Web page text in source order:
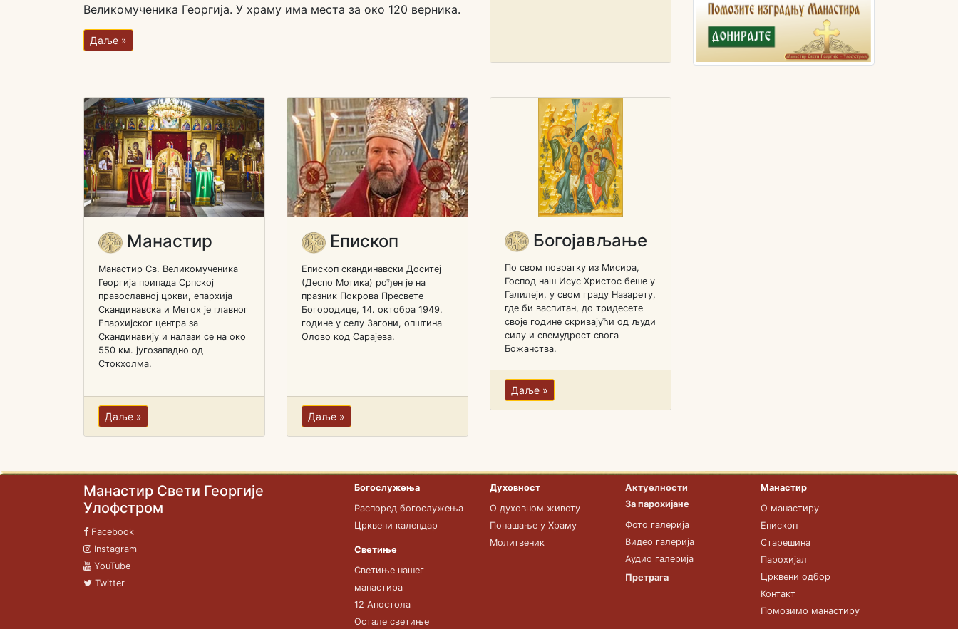
Великомученика Георгија. У храму има места за око 120 верника.
Даље »
Манастир
Манастир Св. Великомученика
Георгија припада Српској
православној цркви, епархија
Скандинавска и Метох је главног
Епархијског центра за
Скандинавију и налази се на око
550 км. југозападно од
Стокхолма.
Даље »
Епископ
Епископ скандинавски Доситеј
(Деспо Мотика) рођен je на
празник Покрова Пресвете
Богородице, 14. октобра 1949.
године у селу Загони, општина
Олово код Сарајева.
Даље »
Богојављање
По свом повратку из Мисира,
Господ наш Исус Христос беше у
Галилеји, у свом граду Назарету,
где би васпитан, до тридесете
своје године скривајући од људи
силу и свемудрост свога
Божанства.
Даље »
Манастир Свети Георгије
Улофстром
Facebook
Instagram
YouTube
Twitter
Богослужења
Распоред богослужења
Црквени календар
Светиње
Светиње нашег
манастира
12 Апостола
Остале светиње
Духовност
О духовном животу
Понашање у Храму
Молитвеник
Актуелности
За парохијане
Фото галерија
Видео галерија
Аудио галерија
Претрага
Манастир
О манастиру
Епископ
Старешина
Парохијал
Црквени одбор
Контакт
Помозимо манастиру